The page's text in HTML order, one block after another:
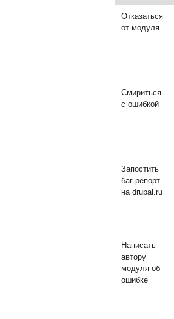
Отказаться
от модуля
Смириться
с ошибкой
Запостить
баг-репорт
на drupal.ru
Написать
автору
модуля об
ошибке